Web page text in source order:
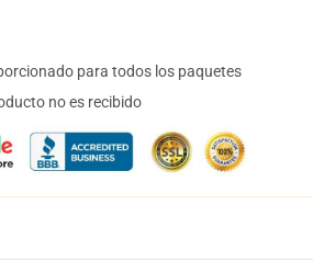
para todos los paquetes
no es recibido